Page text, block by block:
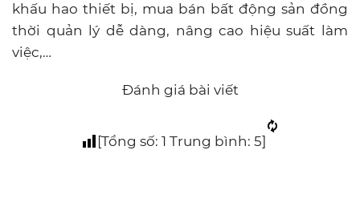
khấu hao thiết bị, mua bán bất động sản đồng
thời quản lý dễ dàng, nâng cao hiệu suất làm
việc,…
Đánh giá bài viết
[Tổng số: 1 Trung bình: 5]